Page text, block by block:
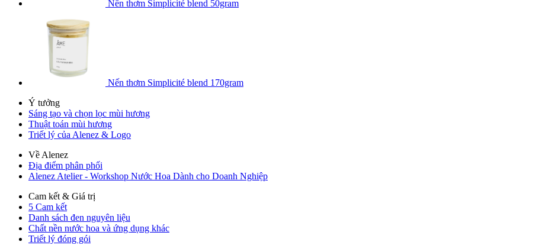
Nến thơm Simplicité blend 50gram
Nến thơm Simplicité blend 170gram
Ý tưởng
Sáng tạo và chọn lọc mùi hương
Thuật toán mùi hương
Triết lý của Alenez & Logo
Về Alenez
Địa điểm phân phối
Alenez Atelier - Workshop Nước Hoa Dành cho Doanh Nghiệp
Cam kết & Giá trị
5 Cam kết
Danh sách đen nguyên liệu
Chất nền nước hoa và ứng dụng khác
Triết lý đóng gói